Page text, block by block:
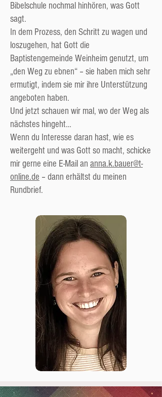
Bibelschule nochmal hinhören, was Gott
sagt.
In dem Prozess, den Schritt zu wagen und
loszugehen, hat Gott die
Baptistengemeinde Weinheim genutzt, um
„den Weg zu ebnen“ – sie haben mich sehr
ermutigt, indem sie mir ihre Unterstützung
angeboten haben.
Und jetzt schauen wir mal, wo der Weg als
nächstes hingeht…
Wenn du Interesse daran hast, wie es
weitergeht und was Gott so macht, schicke
mir gerne eine E-Mail an anna.k.bauer@t-
online.de – dann erhältst du meinen
Rundbrief.